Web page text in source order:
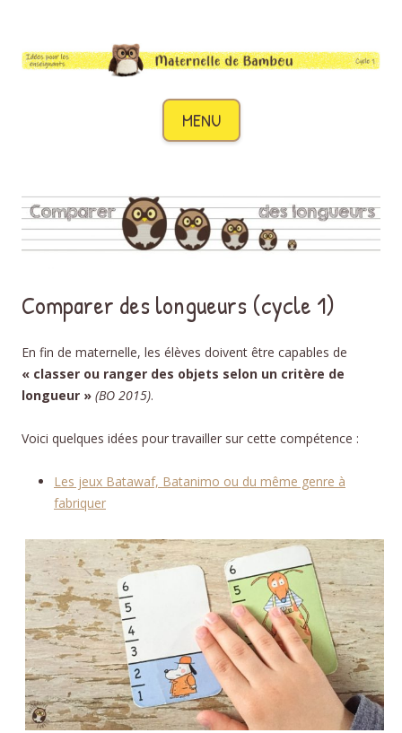
MENU
Aller au contenu
Comparer des longueurs (cycle 1)
En fin de maternelle, les élèves doivent être capables de
« classer ou ranger des objets selon un critère de
longueur » (BO 2015).
Voici quelques idées pour travailler sur cette compétence :
Les jeux Batawaf, Batanimo ou du même genre à
fabriquer